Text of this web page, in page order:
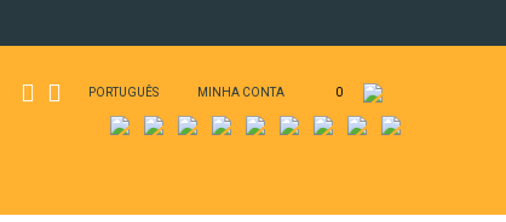
PORTUGUÊS MINHA CONTA 0